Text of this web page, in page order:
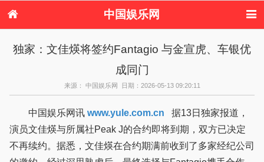
中国娱乐网
港台娱乐
日本娱乐 韩国娱乐
欧美娱乐
音乐新闻
港台明星八卦
日本韩国明星
欧美明星八卦
独家：文佳煐将签约Fantagio 与金宣虎、车银优
成同门
来源： 中国娱乐网 日期：2026-05-13 09:20:11
中国娱乐网讯 www.yule.com.cn 据13日独家报道，
演员文佳煐与所属社Peak J的合约即将到期，双方已决定
不再续约。据悉，文佳煐在合约期满前收到了多家经纪公司